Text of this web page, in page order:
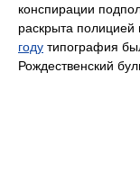
конспирации
раскрыта
году типография
Рождественский